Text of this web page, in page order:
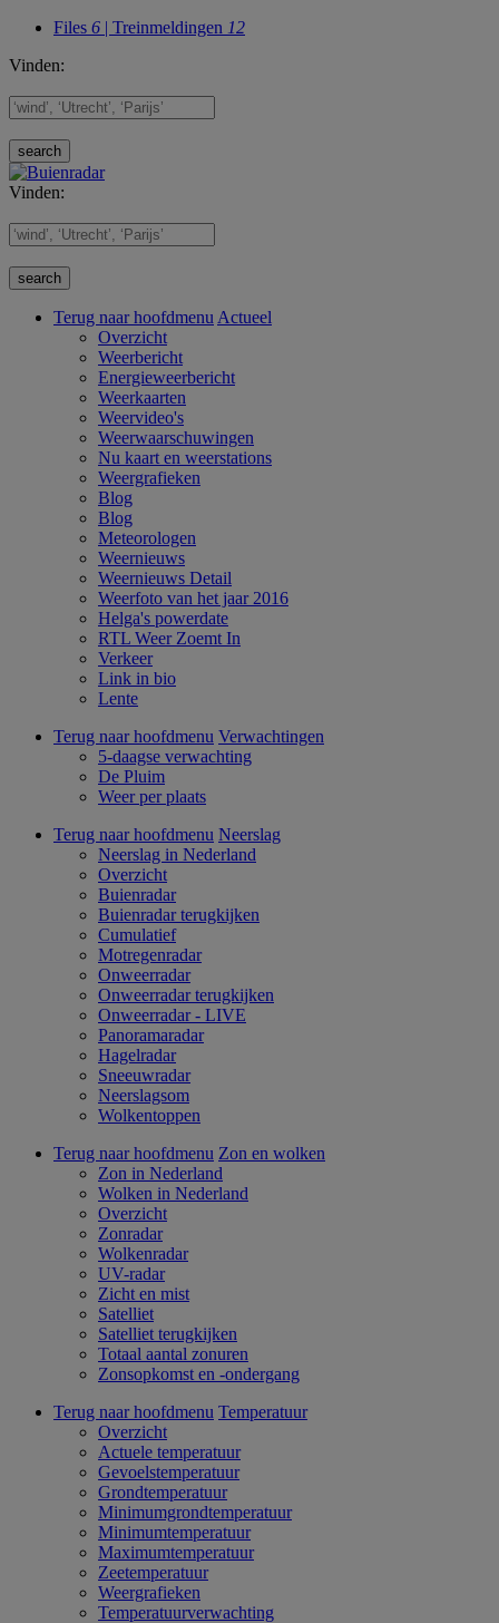
Files 6 | Treinmeldingen 12
Vinden:
Vinden:
Terug naar hoofdmenu Actueel
Overzicht
Weerbericht
Energieweerbericht
Weerkaarten
Weervideo's
Weerwaarschuwingen
Nu kaart en weerstations
Weergrafieken
Blog
Blog
Meteorologen
Weernieuws
Weernieuws Detail
Weerfoto van het jaar 2016
Helga's powerdate
RTL Weer Zoemt In
Verkeer
Link in bio
Lente
Terug naar hoofdmenu Verwachtingen
5-daagse verwachting
De Pluim
Weer per plaats
Terug naar hoofdmenu Neerslag
Neerslag in Nederland
Overzicht
Buienradar
Buienradar terugkijken
Cumulatief
Motregenradar
Onweerradar
Onweerradar terugkijken
Onweerradar - LIVE
Panoramaradar
Hagelradar
Sneeuwradar
Neerslagsom
Wolkentoppen
Terug naar hoofdmenu Zon en wolken
Zon in Nederland
Wolken in Nederland
Overzicht
Zonradar
Wolkenradar
UV-radar
Zicht en mist
Satelliet
Satelliet terugkijken
Totaal aantal zonuren
Zonsopkomst en -ondergang
Terug naar hoofdmenu Temperatuur
Overzicht
Actuele temperatuur
Gevoelstemperatuur
Grondtemperatuur
Minimumgrondtemperatuur
Minimumtemperatuur
Maximumtemperatuur
Zeetemperatuur
Weergrafieken
Temperatuurverwachting